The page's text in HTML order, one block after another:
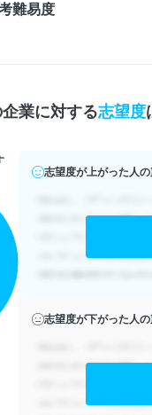
難易度
企業に対する志望度
志望度が上がった人の
志望度が下がった人の